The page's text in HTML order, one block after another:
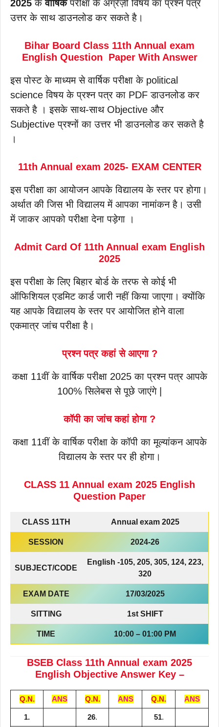
2025 केवार्षिकपरीक्षा के अंग्रेज़ी विषय का प्रश्न पत्र
उत्तर के साथ डाउनलोड कर सकते है।
Bihar Board Class 11th Annual exam
English Question Paper With Answer
इस पोस्ट के माध्यम से वार्षिक परीक्षा के political
science विषय के प्रश्न पत्र का PDF डाउनलोड कर
सकते है । इसके साथ-साथ Objective और
Subjective प्रश्नों का उत्तर भी डाउनलोड कर सकते है
।
11th Annual exam 2025- EXAM CENTER
इस परीक्षा का आयोजन आपके विद्यालय के स्तर पर होगा।
अर्थात की जिस भी विद्यालय में आपका नामांकन है। उसी
में जाकर आपको परीक्षा देना पड़ेगा ।
Admit Card Of 11th Annual exam English
2025
इस परीक्षा के लिए बिहार बोर्ड के तरफ से कोई भी
ऑफिशियल एडमिट कार्ड जारी नहीं किया जाएगा। क्योंकि
यह आपके विद्यालय के स्तर पर आयोजित होने वाला
एकमात्र जांच परीक्षा है।
प्रश्न पत्र कहां से आएगा ?
कक्षा 11वीं के वार्षिक परीक्षा 2025 का प्रश्न पत्र आपके
100% सिलेबस से पूछे जाएंगे |
कॉपी का जांच कहां होगा ?
कक्षा 11वीं के वार्षिक परीक्षा के कॉपी का मूल्यांकन आपके
विद्यालय के स्तर पर ही होगा।
CLASS 11 Annual exam 2025 English
Question Paper
CLASS 11TH Annual exam 2025
SESSION 2024-26
SUBJECT/CODE
English -105, 205, 305, 124, 223,
320
EXAM DATE 17/03/2025
SITTING 1st SHIFT
TIME 10:00 – 01:00 PM
BSEB Class 11th Annual exam 2025
English Objective Answer Key –
Q.N. ANS Q.N. ANS Q.N. ANS
1. 26. 51.